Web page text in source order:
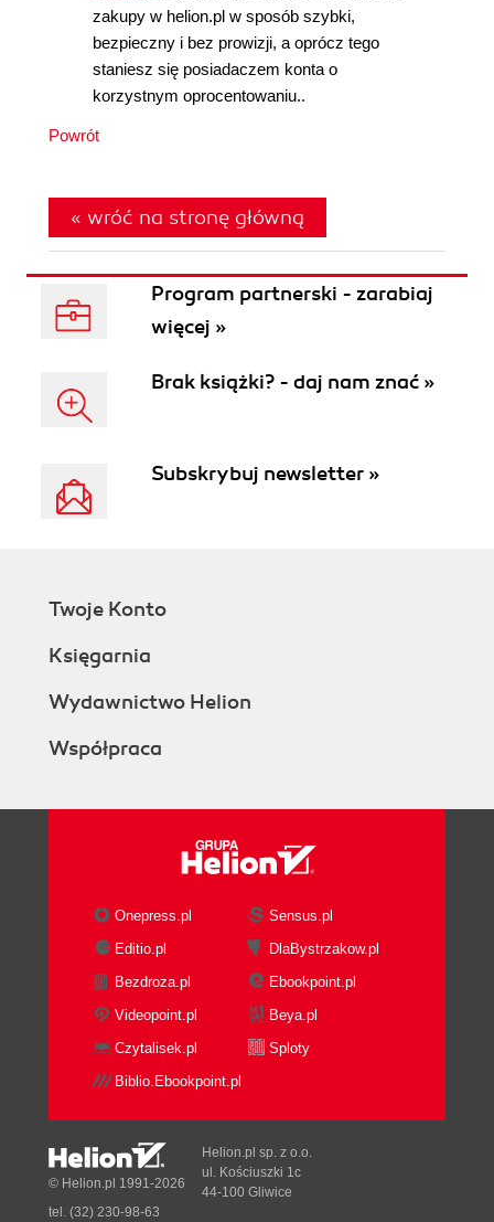
zakupy w helion.pl w sposób szybki,
bezpieczny i bez prowizji, a oprócz tego
staniesz się posiadaczem konta o
korzystnym oprocentowaniu..
Powrót
« wróć na stronę główną
Program partnerski - zarabiaj
więcej »
Brak książki? - daj nam znać »
Subskrybuj newsletter »
Twoje Konto
Księgarnia
Wydawnictwo Helion
Współpraca
Onepress.pl
Sensus.pl
Editio.pl
DlaBystrzakow.pl
Bezdroza.pl
Ebookpoint.pl
Videopoint.pl
Beya.pl
Czytalisek.pl
Sploty
Biblio.Ebookpoint.pl
© Helion.pl 1991-2026
Helion.pl sp. z o.o.
ul. Kościuszki 1c
44-100 Gliwice
tel. (32) 230-98-63